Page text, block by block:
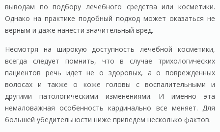
выводам по подбору лечебного средства или косметики.
Однако на практике подобный подход может оказаться не
верным и даже нанести значительный вред.
Несмотря на широкую доступность лечебной косметики,
всегда следует помнить, что в случае трихологических
пациентов речь идет не о здоровых, а о поврежденных
волосах и также о коже головы с воспалительными и
другими патологическими изменениями. И именно эта
немаловажная особенность кардинально все меняет. Для
большей убедительности ниже приведем несколько фактов.